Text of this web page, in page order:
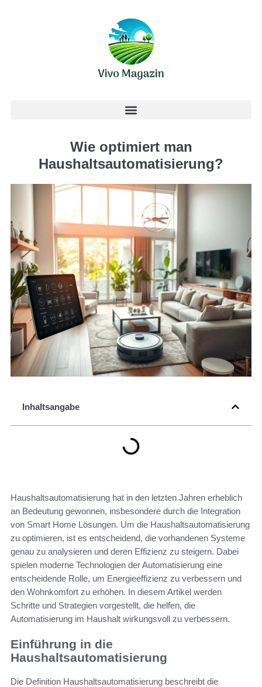
Wie optimiert man
Haushaltsautomatisierung?
Inhaltsangabe
Haushaltsautomatisierung hat in den letzten Jahren erheblich
an Bedeutung gewonnen, insbesondere durch die Integration
von Smart Home Lösungen. Um die Haushaltsautomatisierung
zu optimieren, ist es entscheidend, die vorhandenen Systeme
genau zu analysieren und deren Effizienz zu steigern. Dabei
spielen moderne Technologien der Automatisierung eine
entscheidende Rolle, um Energieeffizienz zu verbessern und
den Wohnkomfort zu erhöhen. In diesem Artikel werden
Schritte und Strategien vorgestellt, die helfen, die
Automatisierung im Haushalt wirkungsvoll zu verbessern.
Einführung in die
Haushaltsautomatisierung
Die Definition Haushaltsautomatisierung beschreibt die